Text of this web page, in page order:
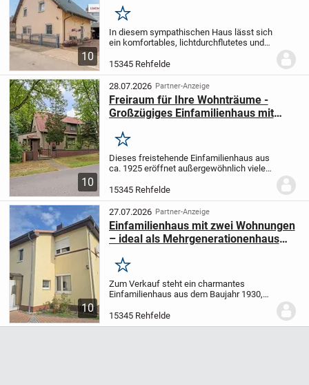
10
Merken
In diesem sympathischen Haus lässt sich
ein komfortables, lichtdurchflutetes und
genießen. Die Kombination aus moderner
Wärmepumpentechnik,
Photovoltaikanlage,...
15345 Rehfelde
10
28.07.2026 Partner-Anzeige
Freiraum für Ihre Wohnträume -
Großzügiges Einfamilienhaus mit
Merken
Dieses freistehende Einfamilienhaus aus
ca. 1925 eröffnet außergewöhnlich viele
Entwicklungspotenzial und
Gestaltungsfreiheit miteinander verbinden
möchten. Mit...
15345 Rehfelde
10
27.07.2026 Partner-Anzeige
Einfamilienhaus mit zwei Wohnungen
– ideal als Mehrgenerationenhaus
Merken
Zum Verkauf steht ein charmantes
Einfamilienhaus aus dem Baujahr 1930,
modernisiert wurde. Mit zwei separaten
Wohneinheiten eignet sich das Objekt
15345 Rehfelde